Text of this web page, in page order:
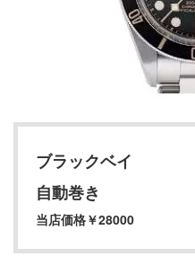
ブラックベイ
自動巻き
当店価格￥28000